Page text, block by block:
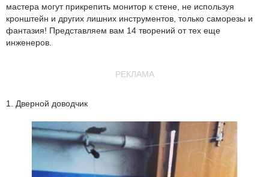
мастера могут прикрепить монитор к стене, не используя
кронштейн и других лишних инструментов, только саморезы и
фантазия! Представляем вам 14 творений от тех еще
инженеров.
РЕКЛАМА
1. Дверной доводчик